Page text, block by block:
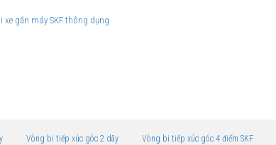
xe gắn máy SKF thông dụng
Vòng bi tiếp xúc góc 2 dãy Vòng bi tiếp xúc góc 4 điểm SKF